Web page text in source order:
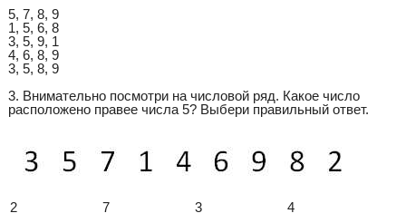
5, 7, 8, 9
1, 5, 6, 8
3, 5, 9, 1
4, 6, 8, 9
3, 5, 8, 9
3. Внимательно посмотри на числовой ряд. Какое число
расположено правее числа 5? Выбери правильный ответ.
2 7 3 4